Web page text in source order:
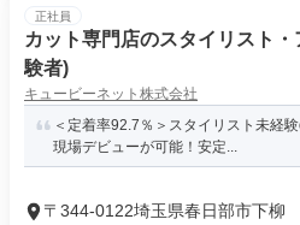
正社員
カット専門店のスタイリスト
験者)
キュービーネット株式会社
＜定着率92.7％＞スタイリスト未経
現場デビューが可能！安定...
〒344-0122埼玉県春日部市下柳